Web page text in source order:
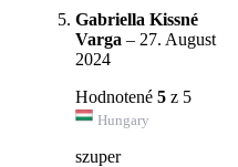
Gabriella Kissné
Varga – 27. August
2024
Hodnotené 5 z 5
Hungary
szuper